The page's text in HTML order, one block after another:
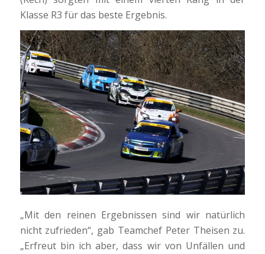
Klasse R3 für das beste Ergebnis.
„Mit den reinen Ergebnissen sind wir natürlich
nicht zufrieden“, gab Teamchef Peter Theisen zu.
„Erfreut bin ich aber, dass wir von Unfällen und